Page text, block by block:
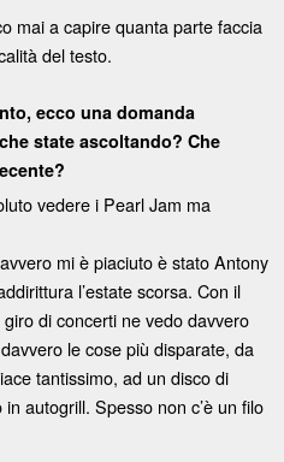
mai a capire quanta parte faccia
del testo.
ecco una domanda
state ascoltando? Che
vedere i Pearl Jam ma
mi è piaciuto è stato Antony
l’estate scorsa. Con il
di concerti ne vedo davvero
le cose più disparate, da
tantissimo, ad un disco di
autogrill. Spesso non c’è un filo